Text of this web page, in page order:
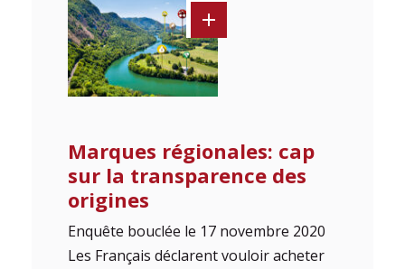
Marques régionales: cap
sur la transparence des
origines
Enquête bouclée le 17 novembre 2020
Les Français déclarent vouloir acheter